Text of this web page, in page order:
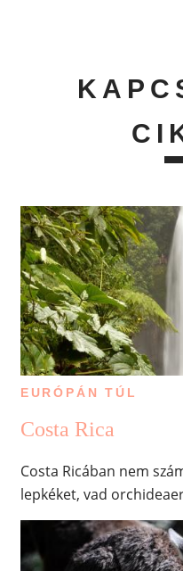
EURÓPÁN TÚL
Costa Rica
Costa Ricában nem
lepkéket, vad